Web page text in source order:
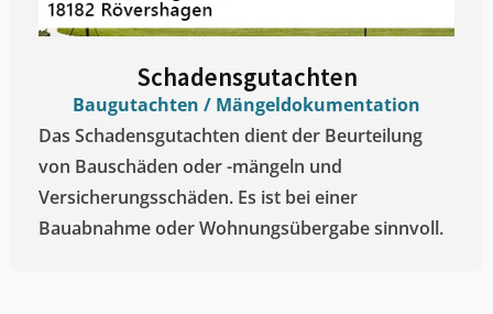
Schadensgutachten
Baugutachten / Mängeldokumentation
Das Schadensgutachten dient der Beurteilung
von Bauschäden oder -mängeln und
Versicherungsschäden. Es ist bei einer
Bauabnahme oder Wohnungsübergabe sinnvoll.